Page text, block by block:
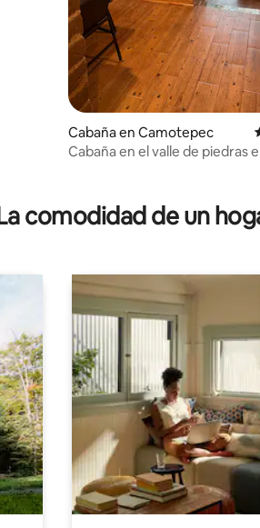
Cabaña en Camotepec
Cabaña en el valle de piedras
comodidad de un